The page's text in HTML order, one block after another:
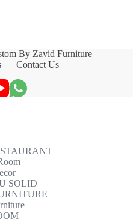
By Zavid Furniture
Contact Us
SOLID